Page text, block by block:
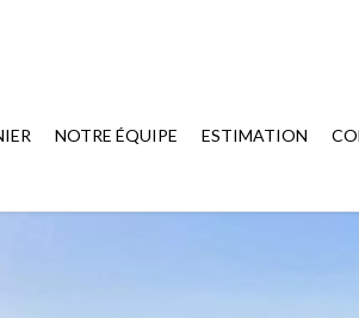
NOTRE ÉQUIPE ESTIMATION